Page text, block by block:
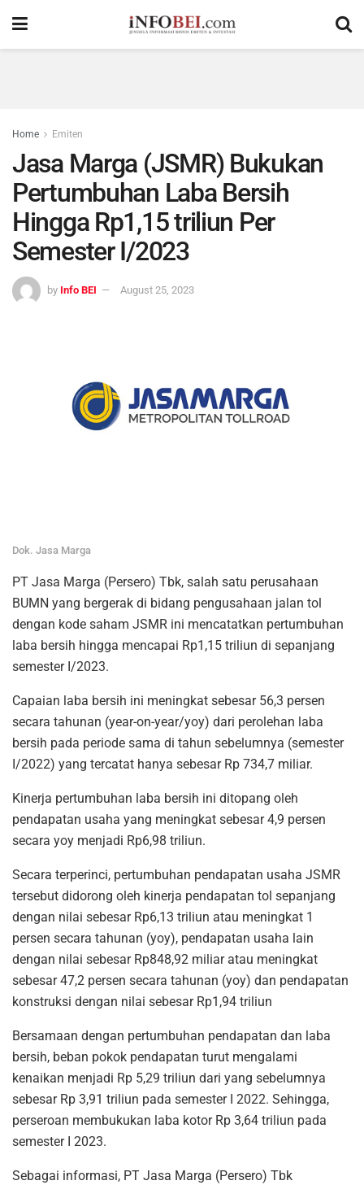
Home Emiten
Jasa Marga (JSMR) Bukukan
Pertumbuhan Laba Bersih
Hingga Rp1,15 triliun Per
Semester I/2023
by Info BEI August 25, 2023
Dok. Jasa Marga
PT Jasa Marga (Persero) Tbk, salah satu perusahaan
BUMN yang bergerak di bidang pengusahaan jalan tol
dengan kode saham JSMR ini mencatatkan pertumbuhan
laba bersih hingga mencapai Rp1,15 triliun di sepanjang
semester I/2023.
Capaian laba bersih ini meningkat sebesar 56,3 persen
secara tahunan (year-on-year/yoy) dari perolehan laba
bersih pada periode sama di tahun sebelumnya (semester
I/2022) yang tercatat hanya sebesar Rp 734,7 miliar.
Kinerja pertumbuhan laba bersih ini ditopang oleh
pendapatan usaha yang meningkat sebesar 4,9 persen
secara yoy menjadi Rp6,98 triliun.
Secara terperinci, pertumbuhan pendapatan usaha JSMR
tersebut didorong oleh kinerja pendapatan tol sepanjang
dengan nilai sebesar Rp6,13 triliun atau meningkat 1
persen secara tahunan (yoy), pendapatan usaha lain
dengan nilai sebesar Rp848,92 miliar atau meningkat
sebesar 47,2 persen secara tahunan (yoy) dan pendapatan
konstruksi dengan nilai sebesar Rp1,94 triliun
Bersamaan dengan pertumbuhan pendapatan dan laba
bersih, beban pokok pendapatan turut mengalami
kenaikan menjadi Rp 5,29 triliun dari yang sebelumnya
sebesar Rp 3,91 triliun pada semester I 2022. Sehingga,
perseroan membukukan laba kotor Rp 3,64 triliun pada
semester I 2023.
Sebagai informasi, PT Jasa Marga (Persero) Tbk